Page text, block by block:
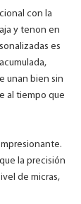
con la
y tenon en
es
unan bien sin
al tiempo que
la precisión
de micras,